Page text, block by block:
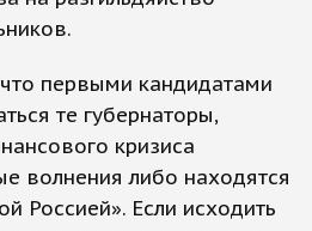
первыми кандидатами
те губернаторы,
кризиса
волнения либо находятся
Россией». Если исходить